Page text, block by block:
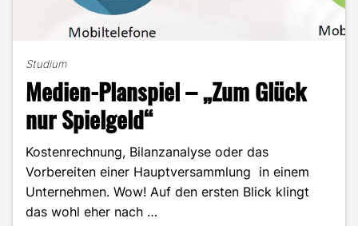
Studium
Medien-Planspiel – „Zum Glück
nur Spielgeld“
Kostenrechnung, Bilanzanalyse oder das
Vorbereiten einer Hauptversammlung in einem
Unternehmen. Wow! Auf den ersten Blick klingt
das wohl eher nach …